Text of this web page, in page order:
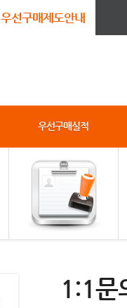
우선구매제도안내
우선구매실적
1:1문